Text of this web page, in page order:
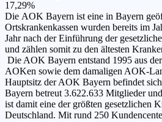
17,29%
Die AOK Bayern ist eine in Bayern
Ortskrankenkassen wurden bereits im
Jahr nach der Einführung der
und zählen somit zu den ältesten
Die AOK Bayern entstand 1995 aus
AOKen sowie dem damaligen AOK-
Hauptsitz der AOK Bayern befindet
Bayern betreut 3.622.633 Mitglieder
ist damit eine der größten gesetzlichen
Deutschland. Mit rund 250